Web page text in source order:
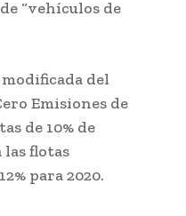
“vehículos de
del
Emisiones de
de 10% de
flotas
para 2020.